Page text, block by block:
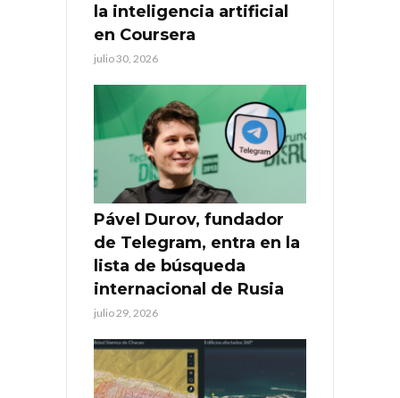
la inteligencia artificial
en Coursera
julio 30, 2026
Pável Durov, fundador
de Telegram, entra en la
lista de búsqueda
internacional de Rusia
julio 29, 2026